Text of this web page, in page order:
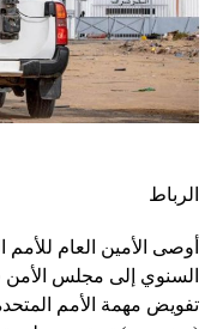
الرباط
أوصى الأمين العام
السنوي إلى مجلس الأمن
تفويض مهمة الأمم